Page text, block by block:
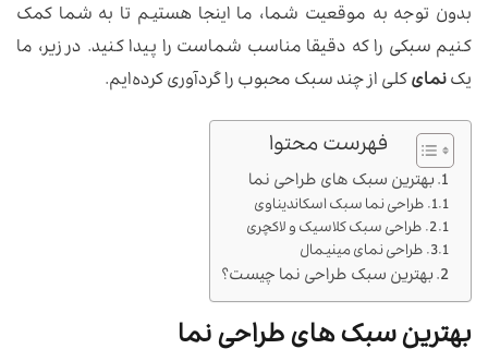
بدون توجه به موقعیت شما، ما اینجا هستیم تا به شما کمک
کنیم سبکی را که دقیقا مناسب شماست را پیدا کنید. در زیر، ما
یکنمایکلی از چند سبک محبوب را گردآوری کرده‌ایم.
فهرست محتوا
بهترین سبک های طراحی نما
طراحی نما سبک اسکاندیناوی
طراحی سبک کلاسیک و لاکچری
طراحی نمای مینیمال
بهترین سبک طراحی نما چیست؟
بهترین سبک های طراحی نما